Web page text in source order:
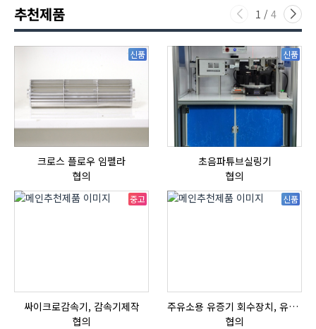
추천제품 1 / 4
신품
크로스 플로우 임펠라
협의
신품
초음파튜브실링기
협의
중고
싸이크로감속기, 감속기제작
협의
신품
주유소용 유증기 회수장치, 유증기 회수장치, 방폭형, 방폭형 유증기 회수장치
협의